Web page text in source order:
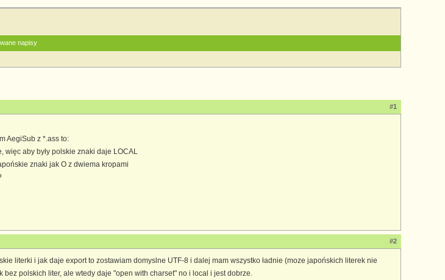
napisy
#1
AegiSub z *.ass to:
więc aby były polskie znaki daje LOCAL
znaki jak O z dwiema kropami
#2
literki i jak daje export to zostawiam domyslne UTF-8 i dalej mam wszystko ładnie (moze japońskich literek nie
polskich liter, ale wtedy daje "open with charset" no i local i jest dobrze.